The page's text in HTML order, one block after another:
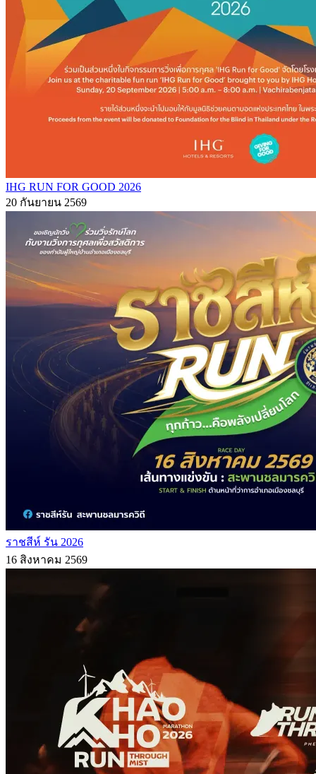
IHG RUN FOR GOOD 2026
20 กันยายน 2569
ราชสีห์ รัน 2026
16 สิงหาคม 2569